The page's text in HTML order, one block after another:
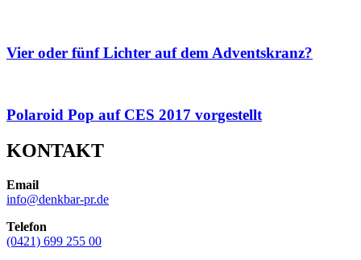
Vier oder fünf Lichter auf dem Adventskranz?
Polaroid Pop auf CES 2017 vorgestellt
KONTAKT
Email
info@denkbar-pr.de
Telefon
(0421) 699 255 00